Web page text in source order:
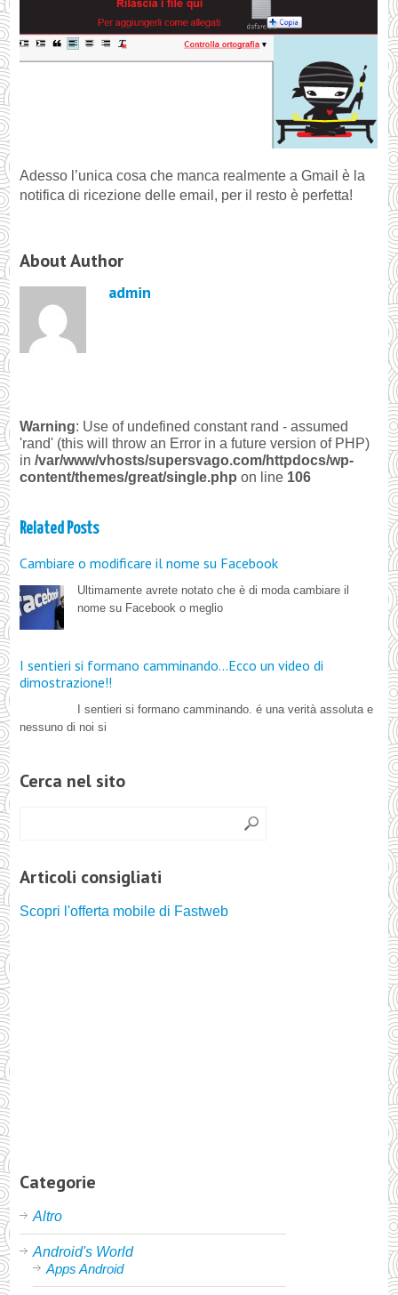
Adesso l’unica cosa che manca realmente a Gmail è la
notifica di ricezione delle email, per il resto è perfetta!
About Author
admin
Warning: Use of undefined constant rand - assumed
'rand' (this will throw an Error in a future version of PHP)
in/var/www/vhosts/supersvago.com/httpdocs/wp-
content/themes/great/single.php on line 106
Related Posts
Cambiare o modificare il nome su Facebook
Ultimamente avrete notato che è di moda cambiare il
nome su Facebook o meglio
I sentieri si formano camminando…Ecco un video di
dimostrazione!!
I sentieri si formano camminando. é una verità assoluta e
nessuno di noi si
Cerca nel sito
Articoli consigliati
Scopri l'offerta mobile di Fastweb
Categorie
Altro
Android's World
Apps Android